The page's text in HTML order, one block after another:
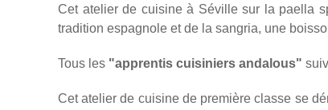
Cet atelier de cuisine à Séville sur la paella
tradition espagnole et de la sangria, une
Tous les "apprentis cuisiniers andalous"
Cet atelier de cuisine de première classe se